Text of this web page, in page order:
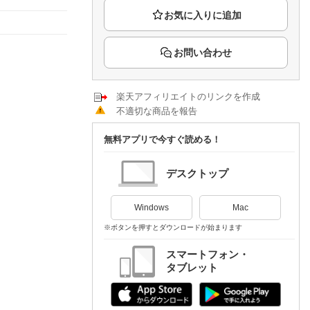
エンタメニュース
推し楽
お問い合わせ
楽天アフィリエイトのリンクを作成
不適切な商品を報告
無料アプリで今すぐ読める！
デスクトップ
Windows Mac
※ボタンを押すとダウンロードが始まります
スマートフォン・
タブレット